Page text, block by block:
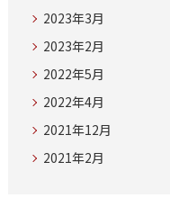
2023年3月
2023年2月
2022年5月
2022年4月
2021年12月
2021年2月